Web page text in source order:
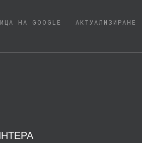
НА GOOGLE АКТУАЛИЗИРАНЕ